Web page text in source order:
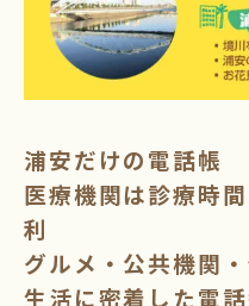
浦安だけの電話帳
医療機関は診療時
利
グルメ・公共機関
生活に密着した電